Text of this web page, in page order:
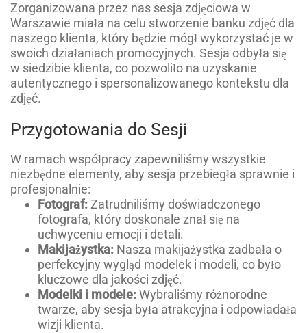
Zorganizowana przez nas sesja zdjęciowa w
Warszawie miała na celu stworzenie banku zdjęć dla
naszego klienta, który będzie mógł wykorzystać je w
swoich działaniach promocyjnych. Sesja odbyła się
w siedzibie klienta, co pozwoliło na uzyskanie
autentycznego i spersonalizowanego kontekstu dla
zdjęć.
Przygotowania do Sesji
W ramach współpracy zapewniliśmy wszystkie
niezbędne elementy, aby sesja przebiegła sprawnie i
profesjonalnie:
Fotograf: Zatrudniliśmy doświadczonego
fotografa, który doskonale znał się na
uchwyceniu emocji i detali.
Makijażystka: Nasza makijażystka zadbała o
perfekcyjny wygląd modelek i modeli, co było
kluczowe dla jakości zdjęć.
Modelki i modele:Wybraliśmy różnorodne
twarze, aby sesja była atrakcyjna i odpowiadała
wizji klienta.